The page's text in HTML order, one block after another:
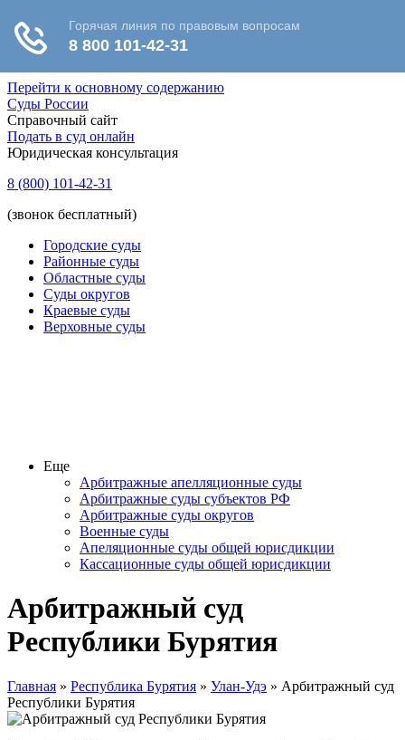
Перейти к основному содержанию
Суды России
Справочный сайт
Подать в суд онлайн
Юридическая консультация
8 (800) 101-42-31
(звонок бесплатный)
Городские суды
Районные суды
Областные суды
Суды округов
Краевые суды
Верховные суды
Еще
Арбитражные апелляционные суды
Арбитражные суды субъектов РФ
Арбитражные суды округов
Военные суды
Апеляционные суды общей юрисдикции
Кассационные суды общей юрисдикции
Арбитражный суд
Республики Бурятия
Главная » Республика Бурятия » Улан-Удэ » Арбитражный суд
Республики Бурятия